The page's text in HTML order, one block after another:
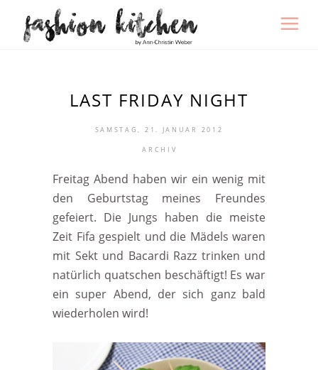
LAST FRIDAY NIGHT
SAMSTAG, 21. JANUAR 2012
ARCHIV
Freitag Abend haben wir ein wenig mit
den Geburtstag meines Freundes
gefeiert. Die Jungs haben die meiste
Zeit Fifa gespielt und die Mädels waren
mit Sekt und Bacardi Razz trinken und
natürlich quatschen beschäftigt! Es war
ein super Abend, der sich ganz bald
wiederholen wird!